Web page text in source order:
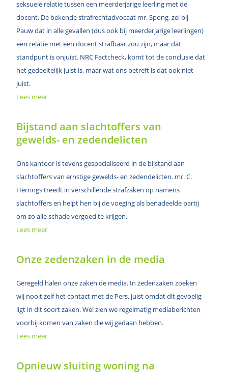
seksuele relatie tussen een meerderjarige leerling met de
docent. De bekende strafrechtadvocaat mr. Spong, zei bij
Pauw dat in alle gevallen (dus ook bij meerderjarige leerlingen)
een relatie met een docent strafbaar zou zijn, maar dat
standpunt is onjuist. NRC Factcheck, komt tot de conclusie dat
het gedeeltelijk juist is, maar wat ons betreft is dat ook niet
juist.
Lees meer
Bijstand aan slachtoffers van
gewelds- en zedendelicten
Ons kantoor is tevens gespecialiseerd in de bijstand aan
slachtoffers van ernstige gewelds- en zedendelicten. mr. C.
Herrings treedt in verschillende strafzaken op namens
slachtoffers en helpt hen bij de voeging als benadeelde partij
om zo alle schade vergoed te krijgen.
Lees meer
Onze zedenzaken in de media
Geregeld halen onze zaken de media. In zedenzaken zoeken
wij nooit zelf het contact met de Pers, juist omdat dit gevoelig
ligt in dit soort zaken. Wel zien we regelmatig mediaberichten
voorbij komen van zaken die wij gedaan hebben.
Lees meer
Opnieuw sluiting woning na